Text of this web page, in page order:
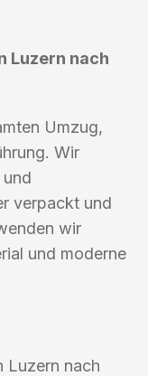
Luzern nach
Umzug,
Wir
und
verpackt und
wir
und moderne
Luzern nach